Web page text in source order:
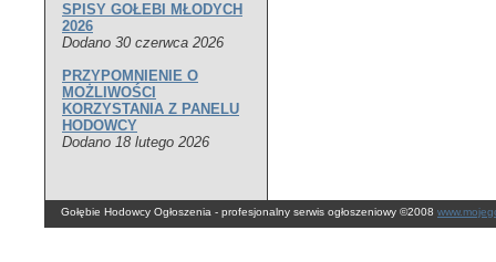
SPISY GOŁEBI MŁODYCH
2026
Dodano 30 czerwca 2026
PRZYPOMNIENIE O
MOŻLIWOŚCI
KORZYSTANIA Z PANELU
HODOWCY
Dodano 18 lutego 2026
Gołębie Hodowcy Ogłoszenia - profesjonalny serwis ogłoszeniowy ©2008